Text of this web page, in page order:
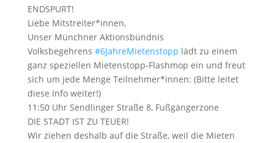
ENDSPURT!
Liebe Mitstreiter*innen,
Unser Münchner Aktionsbündnis
Volksbegehrens #6JahreMietenstopp lädt zu einem
ganz speziellen Mietenstopp-Flashmop ein und freut
sich um jede Menge Teilnehmer*innen: (Bitte leitet
diese Info weiter!)
11:50 Uhr Sendlinger Straße 8, Fußgängerzone
DIE STADT IST ZU TEUER!
Wir ziehen deshalb auf die Straße, weil die Mieten